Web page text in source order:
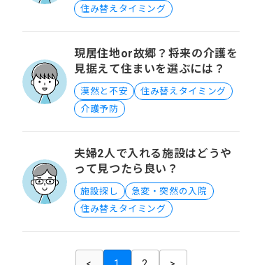
住み替えタイミング
現居住地or故郷？将来の介護を
見据えて住まいを選ぶには？
漠然と不安
住み替えタイミング
介護予防
夫婦2人で入れる施設はどうや
って見つたら良い？
施設探し
急変・突然の入院
住み替えタイミング